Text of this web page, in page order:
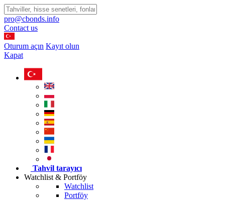
pro@cbonds.info
Contact us
Oturum açın Kayıt olun
Kapat
Tahvil tarayıcı
Watchlist & Portföy
Watchlist
Portföy